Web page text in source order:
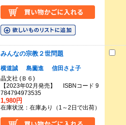
みんなの宗教２世問題
横道誠 島薗進
信田さよ子
晶文社 (Ｂ６)
【2023年02月発売】 ISBNコード 9
784794973535
1,980円
在庫状況：在庫あり（1～2日で出荷）